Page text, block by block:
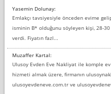
Yasemin Dolunay:
Emlakçı tavsiyesiyle önceden evime
isminin B* olduğunu söyleyen kişi, 28-
verdi. Fiyatın fazl...
Muzaffer Kartal:
Ulusoy Evden Eve Nakliyat ile komple
hizmeti almak üzere, firmanın
ulusoyevdeneve.com.tr ve